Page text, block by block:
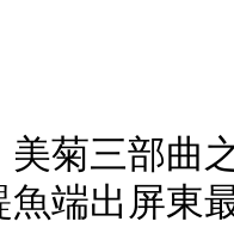
美菊三部
端出屏東